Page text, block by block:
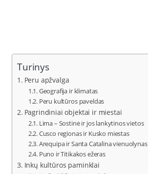
Turinys
Peru apžvalga
Geografija ir klimatas
Peru kultūros paveldas
Pagrindiniai objektai ir miestai
Lima – Sostinė ir jos lankytinos vietos
Cusco regionas ir Kusko miestas
Arequipa ir Santa Catalina vienuolynas
Puno ir Titikakos ežeras
Inkų kultūros paminklai